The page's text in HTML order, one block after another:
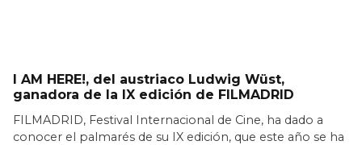
I AM HERE!, del austriaco Ludwig Wüst,
ganadora de la IX edición de FILMADRID
FILMADRID, Festival Internacional de Cine, ha dado a
conocer el palmarés de su IX edición, que este año se ha